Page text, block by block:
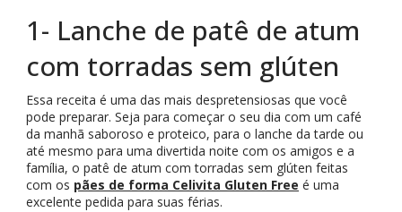
1- Lanche de patê de atum
com torradas sem glúten
Essa receita é uma das mais despretensiosas que você
pode preparar. Seja para começar o seu dia com um café
da manhã saboroso e proteico, para o lanche da tarde ou
até mesmo para uma divertida noite com os amigos e a
família, o patê de atum com torradas sem glúten feitas
com os pães de forma Celivita Gluten Free é uma
excelente pedida para suas férias.